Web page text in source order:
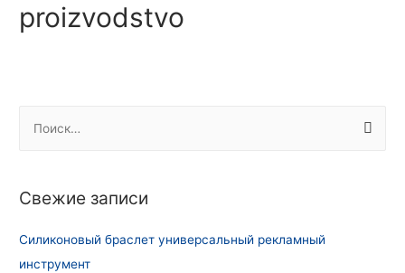
proizvodstvo
т
:
Свежие записи
Силиконовый браслет универсальный рекламный
инструмент